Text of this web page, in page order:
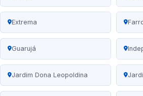
Extrema
Guarujá
Jardim Dona Leopoldina